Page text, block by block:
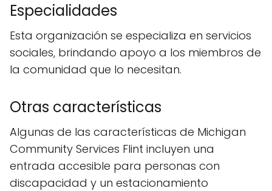
Especialidades
Esta organización se especializa en servicios
sociales, brindando apoyo a los miembros de
la comunidad que lo necesitan.
Otras características
Algunas de las características de Michigan
Community Services Flint incluyen una
entrada accesible para personas con
discapacidad y un estacionamiento